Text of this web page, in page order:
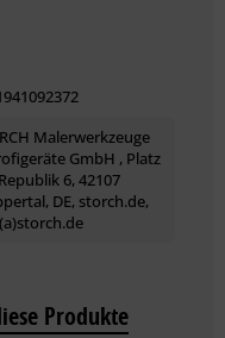
Malerwerkzeuge
GmbH , Platz
6, 42107
DE, storch.de,
Produkte